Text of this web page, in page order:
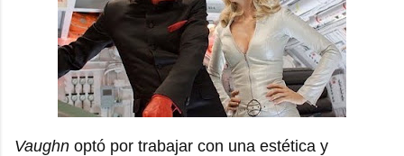
Vaughn optó por trabajar con una estética y